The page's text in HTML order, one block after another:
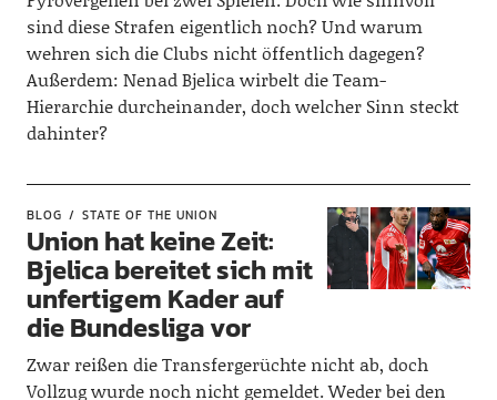
sind diese Strafen eigentlich noch? Und warum
wehren sich die Clubs nicht öffentlich dagegen?
Außerdem: Nenad Bjelica wirbelt die Team-
Hierarchie durcheinander, doch welcher Sinn steckt
dahinter?
BLOG STATE OF THE UNION
Union hat keine Zeit:
Bjelica bereitet sich mit
unfertigem Kader auf
die Bundesliga vor
Zwar reißen die Transfergerüchte nicht ab, doch
Vollzug wurde noch nicht gemeldet. Weder bei den